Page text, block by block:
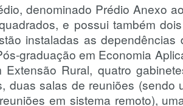
denominado Prédio Anexo
e possui também
instaladas as dependências
graduação em Economia
Extensão Rural, quatro
duas salas de reuniões (sendo
em sistema remoto),